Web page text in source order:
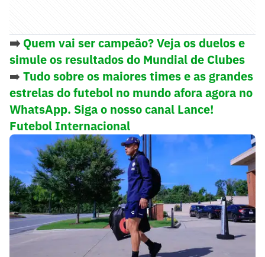
➡️ Quem vai ser campeão? Veja os duelos e
simule os resultados do Mundial de Clubes
➡️ Tudo sobre os maiores times e as grandes
estrelas do futebol no mundo afora agora no
WhatsApp. Siga o nosso canal Lance!
Futebol Internacional